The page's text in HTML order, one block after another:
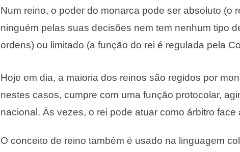
Num reino, o poder do monarca pode ser absoluto (o
ninguém pelas suas decisões nem tem nenhum tipo
ordens) ou limitado (a função do rei é regulada pela
Hoje em dia, a maioria dos reinos são regidos por
nestes casos, cumpre com uma função protocolar,
nacional. Às vezes, o rei pode atuar como árbitro
O conceito de reino também é usado na linguagem